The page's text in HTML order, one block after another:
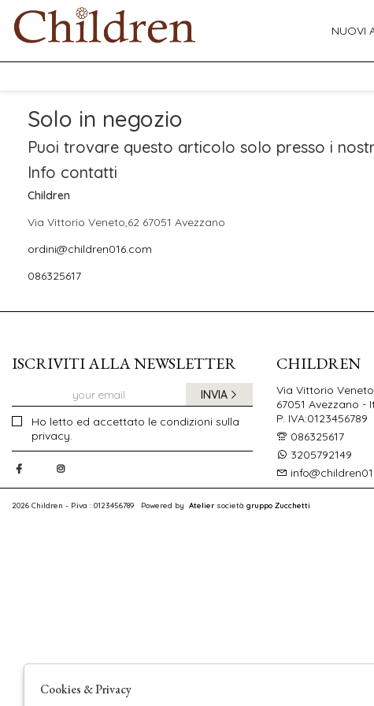
NUOVI
Solo in negozio
Puoi trovare questo articolo solo presso i
Info contatti
Children
Via Vittorio Veneto,62 67051 Avezzano
ordini@children016.com
086325617
ISCRIVITI ALLA NEWSLETTER
Ho letto ed accettato le condizioni sulla
privacy.
INVIA
CHILDREN
Via Vittorio
67051 Avezzano -
P. IVA:0123456789
086325617
3205792149
2026 Children - P.iva : 0123456789 Powered by Ateliersocietà gruppo Zucchetti
Cookies & Privacy